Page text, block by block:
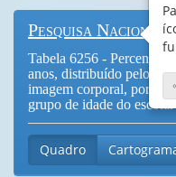
Pesquisa Nacional
Tabela 6256 - Percentual
anos, distribuído pelo
imagem corporal, por
grupo de idade do escolar
Quadro